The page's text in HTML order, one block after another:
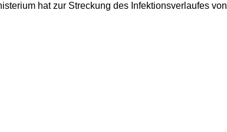
hat zur Streckung des Infektionsverlaufes von